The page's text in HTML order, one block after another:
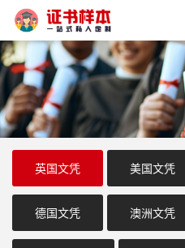
英国文凭 美国文凭
德国文凭 澳洲文凭